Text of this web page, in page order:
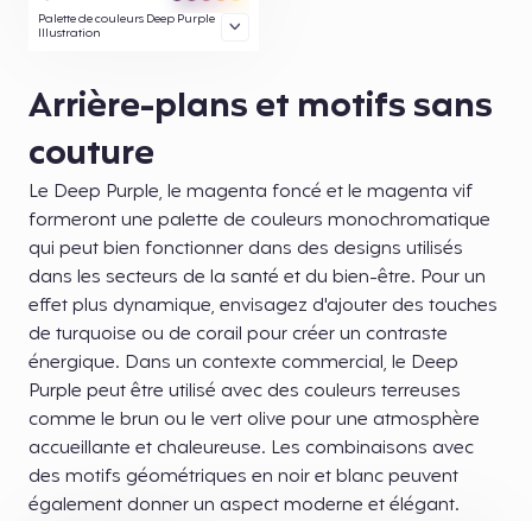
Palette de couleurs Deep Purple
Illustration
Arrière-plans et motifs sans
couture
Le Deep Purple, le magenta foncé et le magenta vif
formeront une palette de couleurs monochromatique
qui peut bien fonctionner dans des designs utilisés
dans les secteurs de la santé et du bien-être. Pour un
effet plus dynamique, envisagez d'ajouter des touches
de turquoise ou de corail pour créer un contraste
énergique. Dans un contexte commercial, le Deep
Purple peut être utilisé avec des couleurs terreuses
comme le brun ou le vert olive pour une atmosphère
accueillante et chaleureuse. Les combinaisons avec
des motifs géométriques en noir et blanc peuvent
également donner un aspect moderne et élégant.